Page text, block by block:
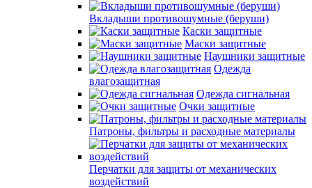
Вкладыши противошумные (беруши)
Каски защитные
Маски защитные
Наушники защитные
Одежда
влагозащитная
Одежда сигнальная
Очки защитные
Патроны, фильтры и расходные материалы
Перчатки для защиты от механических
воздействий